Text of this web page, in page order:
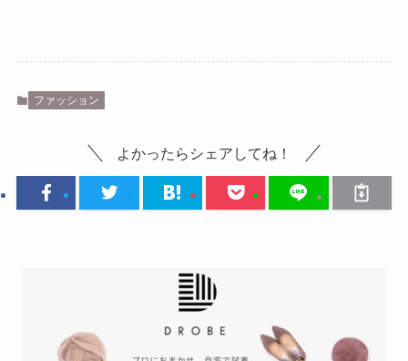
ファッション
よかったらシェアしてね！